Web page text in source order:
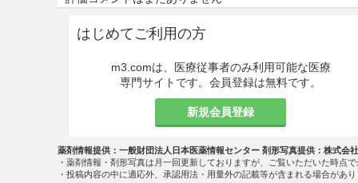
はじめてご利用の方
m3.comは、医療従事者のみ利用可能な医療
専門サイトです。会員登録は無料です。
新規会員登録
薬剤情報提供：一般財団法人日本医薬情報センター 剤形写真提供：株式会
・薬剤情報・剤形写真は月一回更新しておりますが、ご覧いただいた時点
・投稿内容の中に適応外、承認用法・用量外の記載等が含まれる場合があ